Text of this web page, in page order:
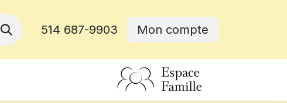
514 687-9903 Mon compte